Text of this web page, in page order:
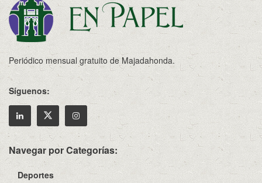
Periódico mensual gratuito de Majadahonda.
Síguenos:
Navegar por Categorías:
Deportes